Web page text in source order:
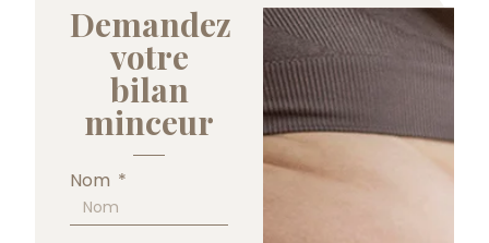
Demandez
votre
bilan
minceur
Nom